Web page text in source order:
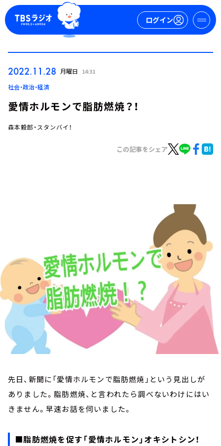
ログイン
会社情報
2022.11.28 月曜日 14:31
社会・政治・経済
愛情ホルモンで脂肪燃焼？！
森本毅郎・スタンバイ！
この記事をシェア
先日、新聞に「愛情ホルモンで脂肪燃焼」という見出しが
ありました。脂肪燃焼、と言われたら調べないわけにはい
きません。早速お話を伺いました。
■脂肪燃焼を促す「愛情ホルモン」オキシトシン！